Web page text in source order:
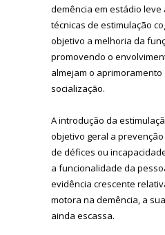
demência em estádio leve
técnicas de estimulação
objetivo a melhoria da
promovendo o
almejam o aprimoramento
socialização.
A introdução da
objetivo geral a
de défices ou
a funcionalidade da
evidência crescente
motora na demência, a
ainda escassa.